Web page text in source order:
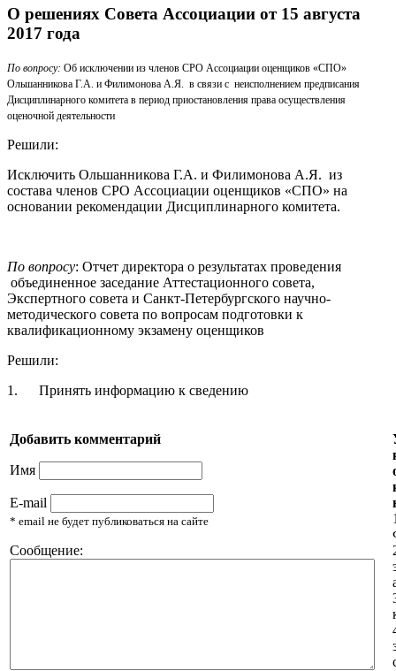
О решениях Совета Ассоциации от 15 августа
2017 года
По вопросу: Об исключении из членов СРО Ассоциации оценщиков «СПО»
Ольшанникова Г.А. и Филимонова А.Я. в связи с неисполнением предписания
Дисциплинарного комитета в период приостановления права осуществления
оценочной деятельности
Решили:
Исключить Ольшанникова Г.А. и Филимонова А.Я. из
состава членов СРО Ассоциации оценщиков «СПО» на
основании рекомендации Дисциплинарного комитета.
По вопросу: Отчет директора о результатах проведения
объединенное заседание Аттестационного совета,
Экспертного совета и Санкт-Петербургского научно-
методического совета по вопросам подготовки к
квалификационному экзамену оценщиков
Решили:
1. Принять информацию к сведению
Добавить комментарий
Имя
E-mail
* email не будет публиковаться на сайте
Сообщение: